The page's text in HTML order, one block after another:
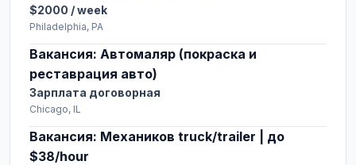
$2000 / week
Philadelphia, PA
Вакансия: Автомаляр (покраска и
реставрация авто)
Зарплата договорная
Chicago, IL
Вакансия: Механиков truck/trailer | до
$38/hour